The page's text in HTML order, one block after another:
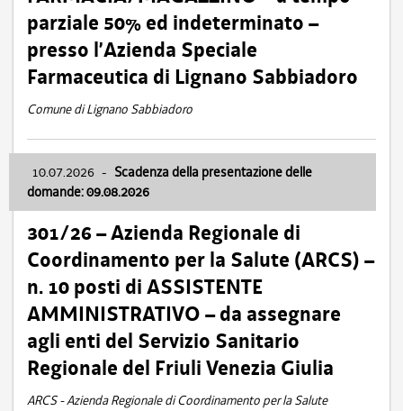
parziale 50% ed indeterminato –
presso l’Azienda Speciale
Farmaceutica di Lignano Sabbiadoro
Comune di Lignano Sabbiadoro
10.07.2026 - Scadenza della presentazione delle
domande: 09.08.2026
301/26 – Azienda Regionale di
Coordinamento per la Salute (ARCS) –
n. 10 posti di ASSISTENTE
AMMINISTRATIVO – da assegnare
agli enti del Servizio Sanitario
Regionale del Friuli Venezia Giulia
ARCS - Azienda Regionale di Coordinamento per la Salute